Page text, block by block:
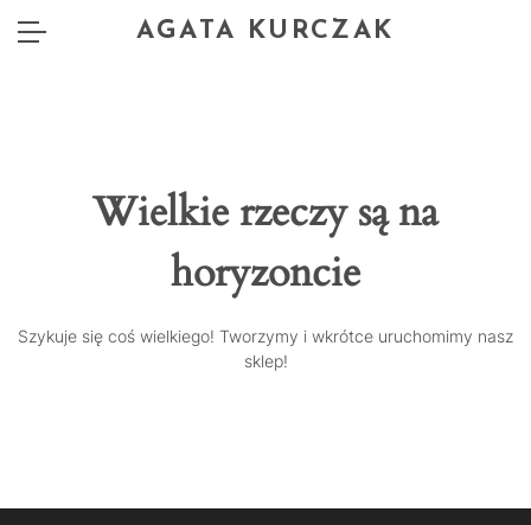
AGATA KURCZAK
Wielkie rzeczy są na
horyzoncie
Szykuje się coś wielkiego! Tworzymy i wkrótce uruchomimy nasz
sklep!